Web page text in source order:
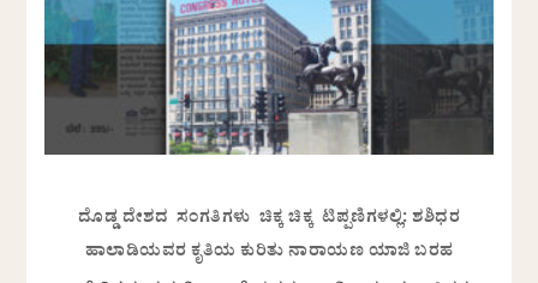
ದೊಡ್ಡ ದೇಶದ ಸಂಗತಿಗಳು ಚಿಕ್ಕ ಚಿಕ್ಕ ಟಿಪ್ಪಣಿಗಳಲ್ಲಿ: ಶಶಿಧರ
ಹಾಲಾಡಿಯವರ ಕೃತಿಯ ಕುರಿತು ನಾರಾಯಣ ಯಾಜಿ ಬರಹ